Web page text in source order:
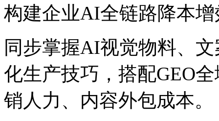
构建企业AI全链路降本
同步掌握AI视觉物料、
化生产技巧，搭配GEO
销人力、内容外包成本。